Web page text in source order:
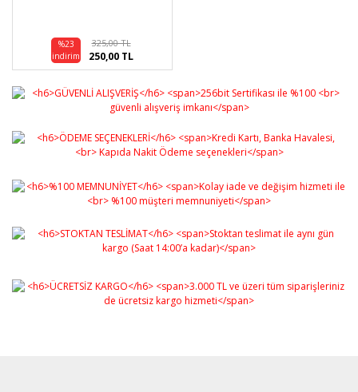
%23
indirim
325,00 TL
250,00 TL